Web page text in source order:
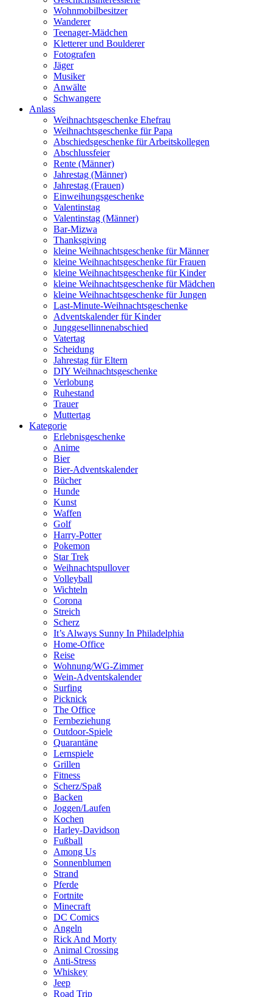
Wohnmobilbesitzer
Wanderer
Teenager-Mädchen
Kletterer und Boulderer
Fotografen
Jäger
Musiker
Anwälte
Schwangere
Anlass
Weihnachtsgeschenke Ehefrau
Weihnachtsgeschenke für Papa
Abschiedsgeschenke für Arbeitskollegen
Abschlussfeier
Rente (Männer)
Jahrestag (Männer)
Jahrestag (Frauen)
Einweihungsgeschenke
Valentinstag
Valentinstag (Männer)
Bar-Mizwa
Thanksgiving
kleine Weihnachtsgeschenke für Männer
kleine Weihnachtsgeschenke für Frauen
kleine Weihnachtsgeschenke für Kinder
kleine Weihnachtsgeschenke für Mädchen
kleine Weihnachtsgeschenke für Jungen
Last-Minute-Weihnachtsgeschenke
Adventskalender für Kinder
Junggesellinnenabschied
Vatertag
Scheidung
Jahrestag für Eltern
DIY Weihnachtsgeschenke
Verlobung
Ruhestand
Trauer
Muttertag
Kategorie
Erlebnisgeschenke
Anime
Bier
Bier-Adventskalender
Bücher
Hunde
Kunst
Waffen
Golf
Harry-Potter
Pokemon
Star Trek
Weihnachtspullover
Volleyball
Wichteln
Corona
Streich
Scherz
It’s Always Sunny In Philadelphia
Home-Office
Reise
Wohnung/WG-Zimmer
Wein-Adventskalender
Surfing
Picknick
The Office
Fernbeziehung
Outdoor-Spiele
Quarantäne
Lernspiele
Grillen
Fitness
Scherz/Spaß
Backen
Joggen/Laufen
Kochen
Harley-Davidson
Fußball
Among Us
Sonnenblumen
Strand
Pferde
Fortnite
Minecraft
DC Comics
Angeln
Rick And Morty
Animal Crossing
Anti-Stress
Whiskey
Jeep
Road Trip